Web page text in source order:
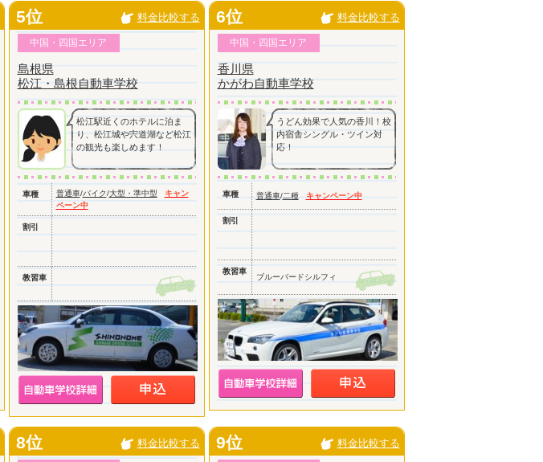
5位 料金比較する
中国・四国エリア
島根県
松江・島根自動車学校
松江駅近くのホテルに泊ま
り、松江城や宍道湖など松江
の観光も楽しめます！
車種 普通車/バイク/大型・準中型
キャン
ペーン中
割引
教習車
6位 料金比較する
中国・四国エリア
香川県
かがわ自動車学校
うどん効果で人気の香川！校
内宿舎シングル・ツイン対
応！
車種 普通車/二種 キャンペーン中
割引
教習車
ブルーバードシルフィ
8位 料金比較する 9位 料金比較する